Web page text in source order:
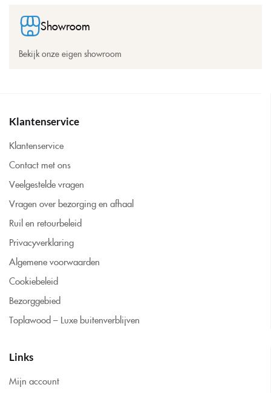
Showroom
Bekijk onze eigen showroom
Klantenservice
Klantenservice
Contact met ons
Veelgestelde vragen
Vragen over bezorging en afhaal
Ruil en retourbeleid
Privacyverklaring
Algemene voorwaarden
Cookiebeleid
Bezorggebied
Toplawood – Luxe buitenverblijven
Links
Mijn account